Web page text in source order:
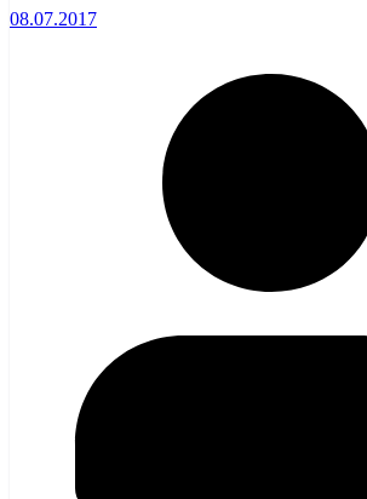
08.07.2017